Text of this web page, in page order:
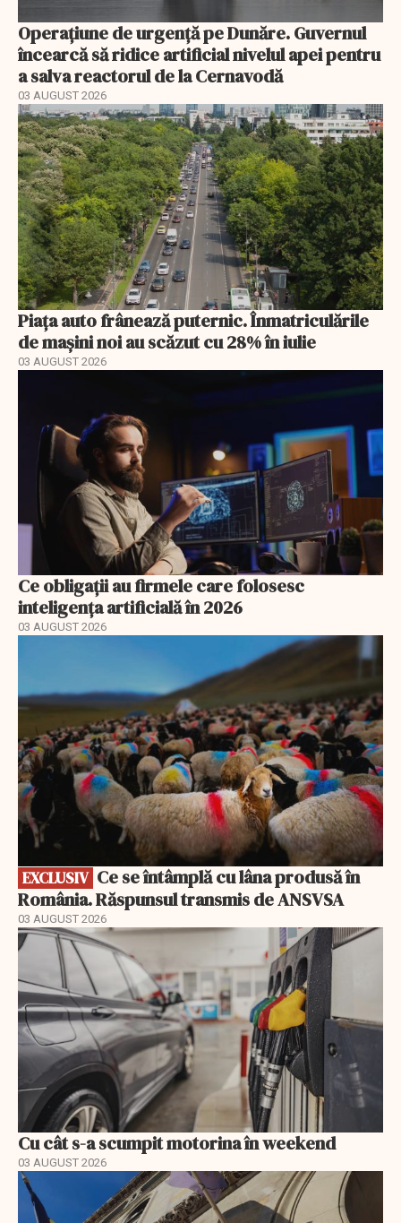
Operațiune de urgență pe Dunăre. Guvernul
încearcă să ridice artificial nivelul apei pentru
a salva reactorul de la Cernavodă
03 AUGUST 2026
Piața auto frânează puternic. Înmatriculările
de mașini noi au scăzut cu 28% în iulie
03 AUGUST 2026
Ce obligații au firmele care folosesc
inteligența artificială în 2026
03 AUGUST 2026
EXCLUSIV
România. Răspunsul transmis de ANSVSA
03 AUGUST 2026
Cu cât s-a scumpit motorina în weekend
03 AUGUST 2026